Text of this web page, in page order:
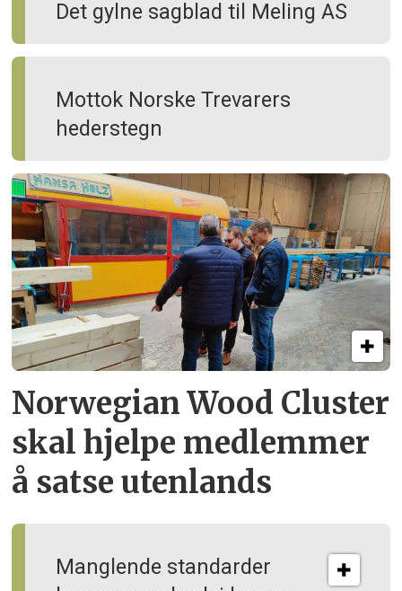
Det gylne sagblad til Meling AS
Mottok Norske Trevarers
hederstegn
Norwegian Wood Cluster
skal hjelpe medlemmer
å satse utenlands
Manglende standarder